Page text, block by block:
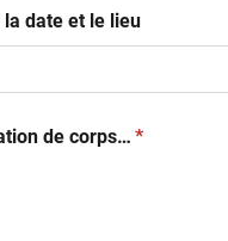
date et le lieu
de corps… (obligatoire)
*